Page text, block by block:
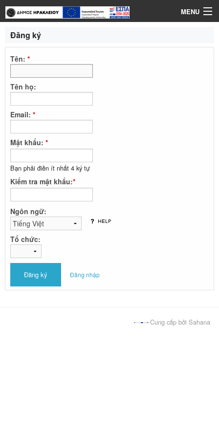
MENU
Đăng nhập
Ngôn ngữ
Trợ giúp
Đăng ký
Tên: *
Tên họ:
Email: *
Mật khẩu: *
Bạn phải điền ít nhất 4 ký tự
Kiểm tra mật khẩu:*
Ngôn ngữ:
Tổ chức:
Đăng nhập
Cung cấp bởi Sahana